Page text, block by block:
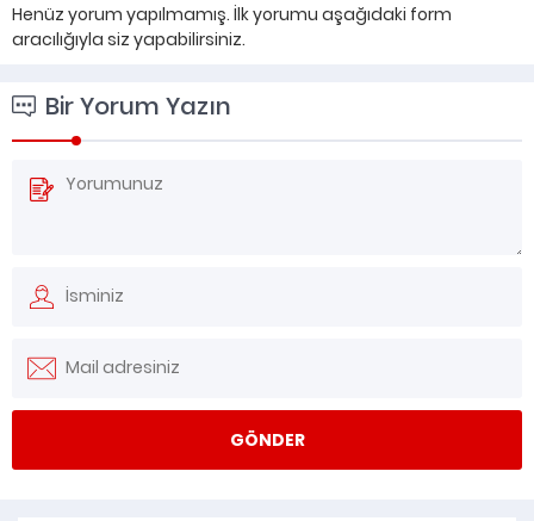
Henüz yorum yapılmamış. İlk yorumu aşağıdaki form
aracılığıyla siz yapabilirsiniz.
Bir Yorum Yazın